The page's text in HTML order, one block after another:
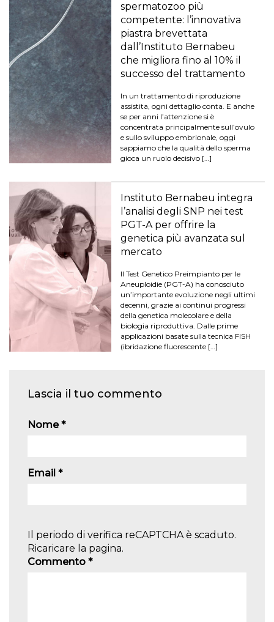
spermatozoo più
competente: l’innovativa
piastra brevettata
dall’Instituto Bernabeu
che migliora fino al 10% il
successo del trattamento
In un trattamento di riproduzione
assistita, ogni dettaglio conta. E anche
se per anni l’attenzione si è
concentrata principalmente sull’ovulo
e sullo sviluppo embrionale, oggi
sappiamo che la qualità dello sperma
gioca un ruolo decisivo […]
Instituto Bernabeu integra
l’analisi degli SNP nei test
PGT-A per offrire la
genetica più avanzata sul
mercato
Il Test Genetico Preimpianto per le
Aneuploidie (PGT-A) ha conosciuto
un’importante evoluzione negli ultimi
decenni, grazie ai continui progressi
della genetica molecolare e della
biologia riproduttiva. Dalle prime
applicazioni basate sulla tecnica FISH
(ibridazione fluorescente […]
Lascia il tuo commento
Nome*
Email *
Il periodo di verifica reCAPTCHA è scaduto.
Ricaricare la pagina.
Commento *